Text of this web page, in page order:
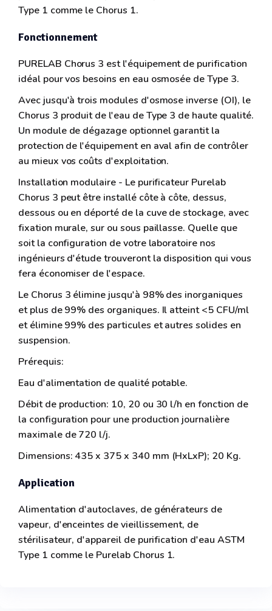
Type 1 comme le Chorus 1.
Fonctionnement
PURELAB Chorus 3 est l'équipement de purification
idéal pour vos besoins en eau osmosée de Type 3.
Avec jusqu'à trois modules d'osmose inverse (OI), le
Chorus 3 produit de l'eau de Type 3 de haute qualité.
Un module de dégazage optionnel garantit la
protection de l'équipement en aval afin de contrôler
au mieux vos coûts d'exploitation.
Installation modulaire - Le purificateur Purelab
Chorus 3 peut être installé côte à côte, dessus,
dessous ou en déporté de la cuve de stockage, avec
fixation murale, sur ou sous paillasse. Quelle que
soit la configuration de votre laboratoire nos
ingénieurs d'étude trouveront la disposition qui vous
fera économiser de l'espace.
Le Chorus 3 élimine jusqu'à 98% des inorganiques
et plus de 99% des organiques. Il atteint <5 CFU/ml
et élimine 99% des particules et autres solides en
suspension.
Prérequis:
Eau d'alimentation de qualité potable.
Débit de production: 10, 20 ou 30 l/h en fonction de
la configuration pour une production journalière
maximale de 720 l/j.
Dimensions: 435 x 375 x 340 mm (HxLxP); 20 Kg.
Application
Alimentation d'autoclaves, de générateurs de
vapeur, d'enceintes de vieillissement, de
stérilisateur, d'appareil de purification d'eau ASTM
Type 1 comme le Purelab Chorus 1.